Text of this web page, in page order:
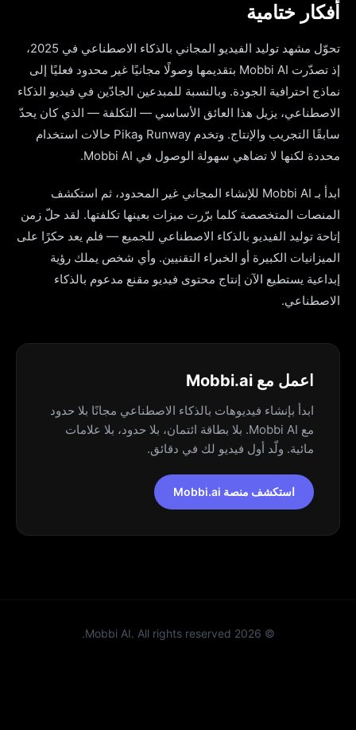
أفكار ختامية
تحوّل مشهد توليد الفيديو المجاني بالذكاء الاصطناعي في 2025،
إذ تصدّرت Mobbi AI بتقديمها وصولًا مجانيًا غير محدود فعليًا إلى
نماذج احترافية الجودة. وبالنسبة للمبدعين الجادّين في فيديو الذكاء
الاصطناعي، يزيل هذا العائق الأساسي — التكلفة — الذي كان يحدّ
سابقًا التجريب والإنتاج. وتخدم Runway وPika حالات استخدام
محددة لكنها لا تضاهي سهولة الوصول في Mobbi AI.
ابدأ بـ Mobbi AI للإنشاء المجاني غير المحدود، ثم استكشف
المنصات المتخصصة كلما برّرت ميزات بعينها تكلفتها. لقد حلّ زمن
إتاحة توليد الفيديو بالذكاء الاصطناعي للجميع — فلم يعد حكرًا على
الميزانيات الكبيرة أو الخبراء التقنيين. وأي شخص يملك رؤية
إبداعية يستطيع الآن إنتاج محتوى فيديو مقنع مدعوم بالذكاء
الاصطناعي.
اعمل مع Mobbi.ai
ابدأ بإنشاء فيديوهات بالذكاء الاصطناعي مجانًا بلا حدود
مع Mobbi AI. بلا بطاقة ائتمان، بلا حدود، بلا علامات
مائية. ولّد أول فيديو لك في دقائق.
استكشف منصة Mobbi.ai
©
2026